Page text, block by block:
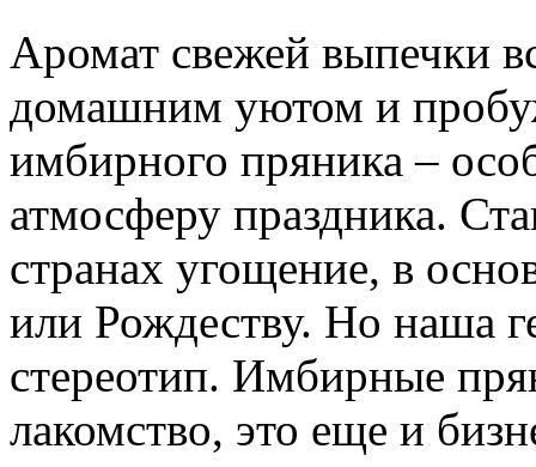
Аромат свежей выпечки
домашним уютом и
имбирного пряника –
атмосферу праздника.
странах угощение, в
или Рождеству. Но наша
стереотип. Имбирные
лакомство, это еще и